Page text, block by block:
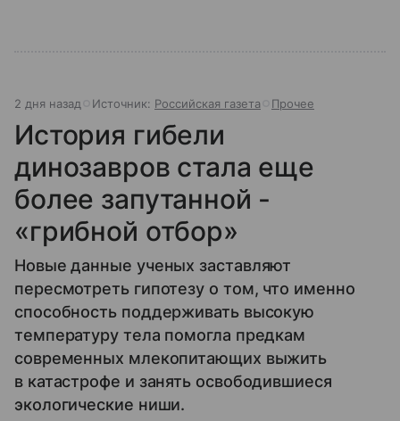
2 дня назад Источник: Российская газета Прочее
История гибели
динозавров стала еще
более запутанной -
«грибной отбор»
Новые данные ученых заставляют
пересмотреть гипотезу о том, что именно
способность поддерживать высокую
температуру тела помогла предкам
современных млекопитающих выжить
в катастрофе и занять освободившиеся
экологические ниши.